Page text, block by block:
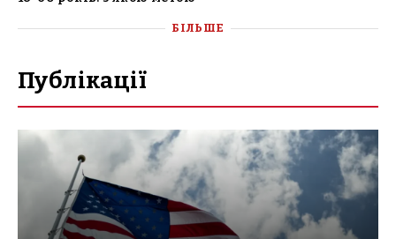
БІЛЬШЕ
Публікації